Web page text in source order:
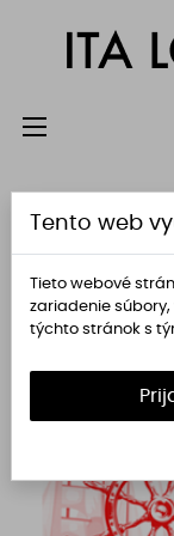
Toggle
☰
Dôležitosť
Tento web
Tieto webové
zariadenie
týchto stránok s